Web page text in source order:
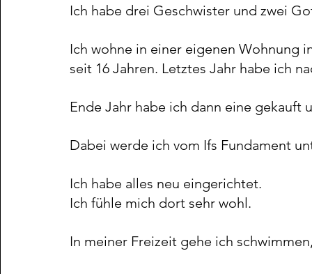
Ich habe drei Geschwister und zwei
Ich wohne in einer eigenen Wohnung
seit 16 Jahren. Letztes Jahr habe ich
Ende Jahr habe ich dann eine gekauft
Dabei werde ich vom Ifs Fundament
Ich habe alles neu eingerichtet.
Ich fühle mich dort sehr wohl.
In meiner Freizeit gehe ich